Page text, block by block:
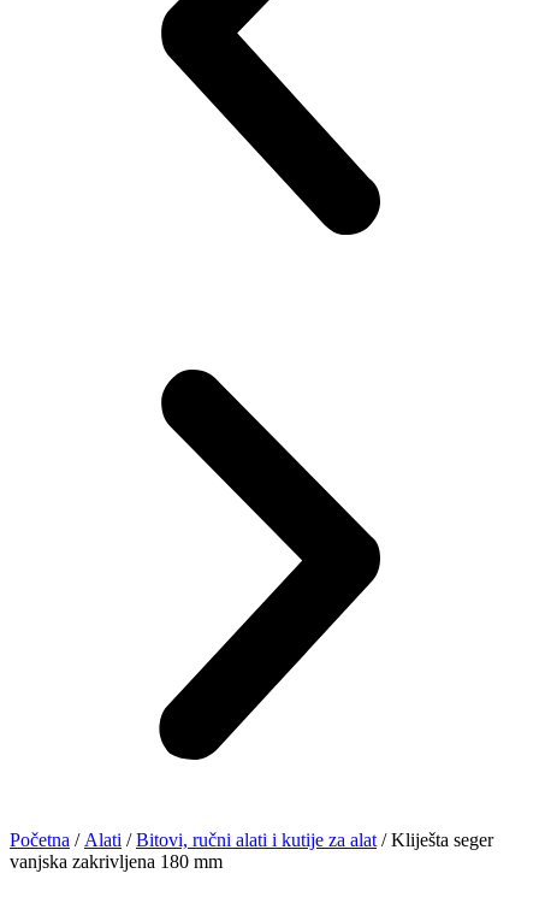
Početna / Alati /Bitovi, ručni alati i kutije za alat / Kliješta seger
vanjska zakrivljena 180 mm